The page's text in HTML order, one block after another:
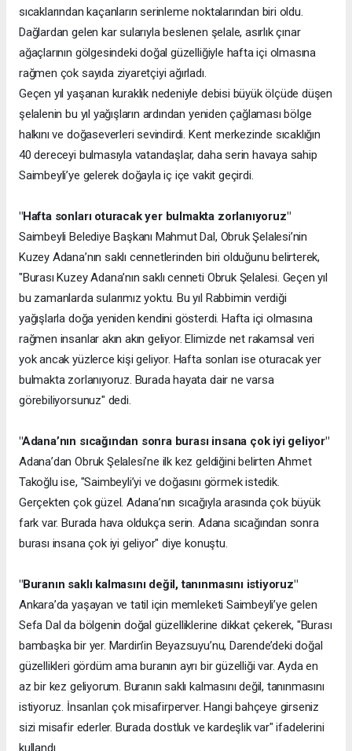
sıcaklarından kaçanların serinleme noktalarından biri oldu.
Dağlardan gelen kar sularıyla beslenen şelale, asırlık çınar
ağaçlarının gölgesindeki doğal güzelliğiyle hafta içi olmasına
rağmen çok sayıda ziyaretçiyi ağırladı.
Geçen yıl yaşanan kuraklık nedeniyle debisi büyük ölçüde düşen
şelalenin bu yıl yağışların ardından yeniden çağlaması bölge
halkını ve doğaseverleri sevindirdi. Kent merkezinde sıcaklığın
40 dereceyi bulmasıyla vatandaşlar, daha serin havaya sahip
Saimbeyli’ye gelerek doğayla iç içe vakit geçirdi.
"Hafta sonları oturacak yer bulmakta zorlanıyoruz"
Saimbeyli Belediye Başkanı Mahmut Dal, Obruk Şelalesi’nin
Kuzey Adana’nın saklı cennetlerinden biri olduğunu belirterek,
"Burası Kuzey Adana’nın saklı cenneti Obruk Şelalesi. Geçen yıl
bu zamanlarda sularımız yoktu. Bu yıl Rabbimin verdiği
yağışlarla doğa yeniden kendini gösterdi. Hafta içi olmasına
rağmen insanlar akın akın geliyor. Elimizde net rakamsal veri
yok ancak yüzlerce kişi geliyor. Hafta sonları ise oturacak yer
bulmakta zorlanıyoruz. Burada hayata dair ne varsa
görebiliyorsunuz" dedi.
"Adana’nın sıcağından sonra burası insana çok iyi geliyor"
Adana’dan Obruk Şelalesi’ne ilk kez geldiğini belirten Ahmet
Takoğlu ise, "Saimbeyli’yi ve doğasını görmek istedik.
Gerçekten çok güzel. Adana’nın sıcağıyla arasında çok büyük
fark var. Burada hava oldukça serin. Adana sıcağından sonra
burası insana çok iyi geliyor" diye konuştu.
"Buranın saklı kalmasını değil, tanınmasını istiyoruz"
Ankara’da yaşayan ve tatil için memleketi Saimbeyli’ye gelen
Sefa Dal da bölgenin doğal güzelliklerine dikkat çekerek, "Burası
bambaşka bir yer. Mardin’in Beyazsuyu’nu, Darende’deki doğal
güzellikleri gördüm ama buranın ayrı bir güzelliği var. Ayda en
az bir kez geliyorum. Buranın saklı kalmasını değil, tanınmasını
istiyoruz. İnsanları çok misafirperver. Hangi bahçeye girseniz
sizi misafir ederler. Burada dostluk ve kardeşlik var" ifadelerini
kullandı.